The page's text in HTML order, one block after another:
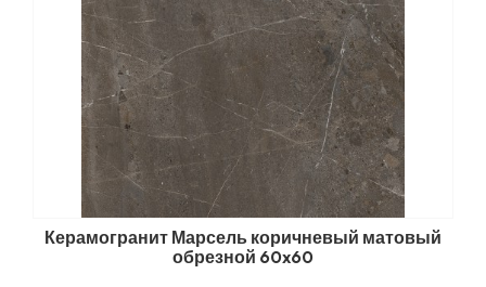
Керамогранит Марсель коричневый матовый
обрезной 60x60